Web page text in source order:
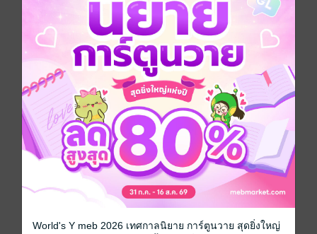
ภาษาเพื่อธุรกิจ ภาษาเพื่อท่องเที่ยว
ภาษาในชีวิตประจำวัน การอ่าน การเขียน
เตรียมสอบ / ข้อสอบ คำศัพท์
ซีรีส์ สมุดจำจีน HSK
ประเภทไฟล์
วันที่วางขาย 10 มิถุนายน 2568
ความยาว 246 หน้า
299 บาท
World's Y meb 2026 เทศกาลนิยาย การ์ตูนวาย สุดยิ่งใหญ่